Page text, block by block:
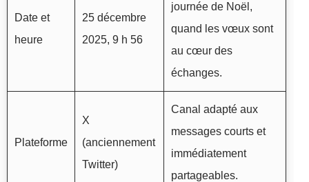
Date et
heure
25 décembre
2025, 9 h 56
journée de Noël,
quand les vœux sont
au cœur des
échanges.
Plateforme
X
(anciennement
Twitter)
Canal adapté aux
messages courts et
immédiatement
partageables.